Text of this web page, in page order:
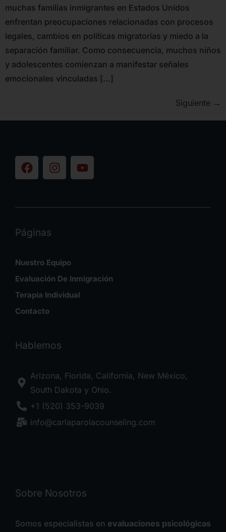
muchas familias inmigrantes en Estados Unidos
enfrentan preocupaciones relacionadas con procesos
legales, cambios en políticas migratorias y miedo a la
separación familiar. Como consecuencia, muchos niños
y adolescentes comienzan a manifestar señales
emocionales vinculadas […]
Siguiente →
Páginas
Nuestro Equipo
Evaluación De Inmigración
Terapia Individual
Contacto
Hablemos
Arizona, Florida, California, New México,
South Dakota y Ohio.
+1 (520) 353-9039
info@carlaparolacounseling.com
Sobre Nosotros
Somos especialistas en evaluaciones psicológicas